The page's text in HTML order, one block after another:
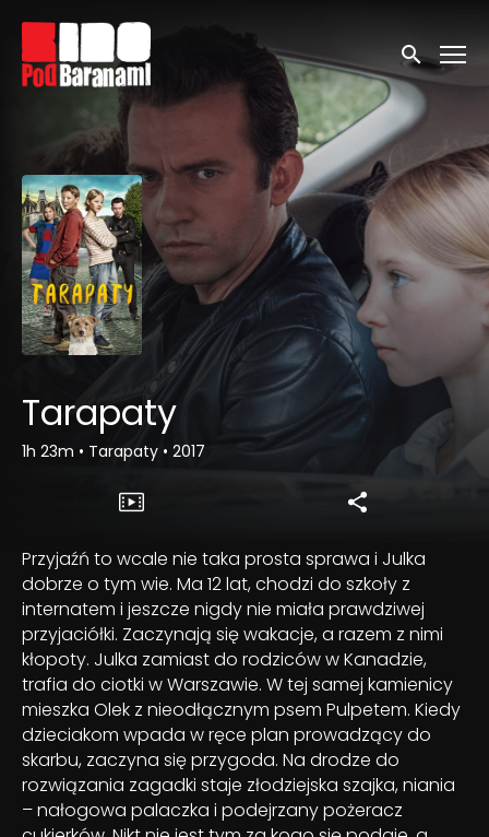
Linki ułatwień dostępu
Wyszukaj
Tarapaty
1h 23m • Tarapaty • 2017
Przyjaźń to wcale nie taka prosta sprawa i Julka
dobrze o tym wie. Ma 12 lat, chodzi do szkoły z
internatem i jeszcze nigdy nie miała prawdziwej
przyjaciółki. Zaczynają się wakacje, a razem z nimi
kłopoty. Julka zamiast do rodziców w Kanadzie,
trafia do ciotki w Warszawie. W tej samej kamienicy
mieszka Olek z nieodłącznym psem Pulpetem. Kiedy
dzieciakom wpada w ręce plan prowadzący do
skarbu, zaczyna się przygoda. Na drodze do
rozwiązania zagadki staje złodziejska szajka, niania
– nałogowa palaczka i podejrzany pożeracz